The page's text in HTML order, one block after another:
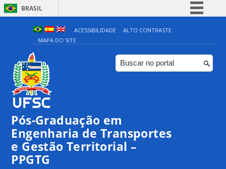
BRASIL
Simplifique!
Comunica BR
Participe
ACESSIBILIDADE
ALTO CONTRASTE
MAPA DO SITE
Pós-Graduação em
Engenharia de Transportes
e Gestão Territorial –
PPGTG